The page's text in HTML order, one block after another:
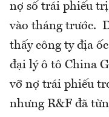
nợ số trái phiếu
vào tháng trước.
thấy công ty địa
đại lý ô tô China
vỡ nợ trái phiếu
nhưng R&F đã